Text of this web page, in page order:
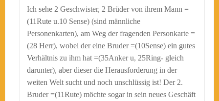
Ich sehe 2 Geschwister, 2 Brüder von ihrem Mann =
(11Rute u.10 Sense) (sind männliche
Personenkarten), am Weg der fragenden Personkarte =
(28 Herr), wobei der eine Bruder =(10Sense) ein gutes
Verhältnis zu ihm hat =(35Anker u, 25Ring- gleich
darunter), aber dieser die Herausforderung in der
weiten Welt sucht und noch unschlüssig ist! Der 2.
Bruder =(11Rute) möchte sogar in sein neues Geschäft